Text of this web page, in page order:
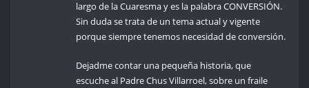
largo de la Cuaresma y es la palabra CONVERSIÓN.
Sin duda se trata de un tema actual y vigente
porque siempre tenemos necesidad de conversión.
Dejadme contar una pequeña historia, que
escuche al Padre Chus Villarroel, sobre un fraile